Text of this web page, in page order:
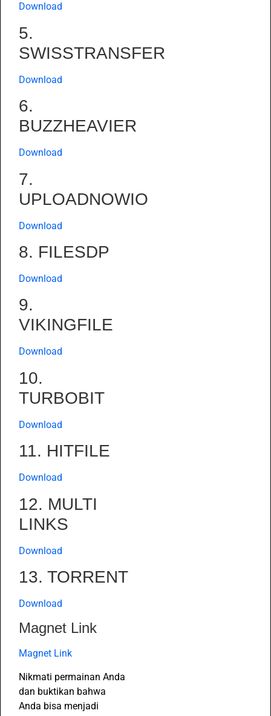
Download
5.
SWISSTRANSFER
Download
6.
BUZZHEAVIER
Download
7.
UPLOADNOWIO
Download
8. FILESDP
Download
9.
VIKINGFILE
Download
10.
TURBOBIT
Download
11. HITFILE
Download
12. MULTI
LINKS
Download
13. TORRENT
Download
Magnet Link
Magnet Link
Nikmati permainan Anda
dan buktikan bahwa
Anda bisa menjadi